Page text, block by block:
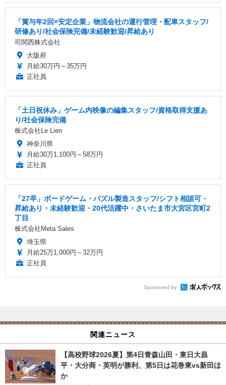
「賞与年2回×安定企業」物流会社の運行管理・配車スタッフ/
研修あり/社会保険完備/未経験歓迎/昇給あり
司関西株式会社
大阪府
月給30万円～35万円
正社員
「土日祝休み」ゲーム内映像の編集スタッフ/資格取得支援あ
り/社会保険完備
株式会社Le Lien
神奈川県
月給30万1,100円～58万円
正社員
「27卒」ボードゲーム・パズル製造スタッフ/シフト相談可・
昇給あり・未経験歓迎・20代活躍中・さいたま市大宮区宮町2
丁目
株式会社Meta Sales
埼玉県
月給25万1,000円～32万円
正社員
Sponsored by
関連ニュース
【高校野球2026夏】第4日青森山田・東日大昌
平・大分商・英明が勝利、第5日は花巻東vs新田ほ
か